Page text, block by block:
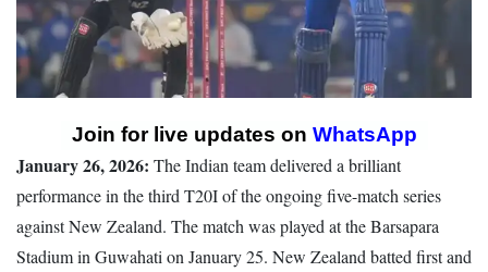
Join for live updates on WhatsApp
January 26, 2026: The Indian team delivered a brilliant
performance in the third T20I of the ongoing five-match series
against New Zealand. The match was played at the Barsapara
Stadium in Guwahati on January 25. New Zealand batted first and